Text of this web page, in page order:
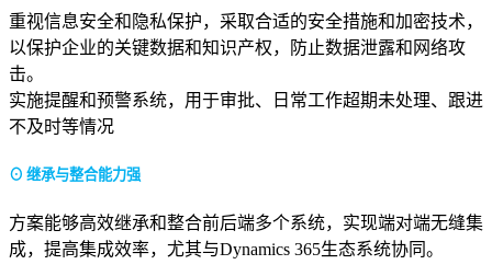
重视信息安全和隐私保护，采取合适的安全措施和加密技术，
以保护企业的关键数据和知识产权，防止数据泄露和网络攻
击。
实施提醒和预警系统，用于审批、日常工作超期未处理、跟进
不及时等情况
⊙ 继承与整合能力强
方案能够高效继承和整合前后端多个系统，实现端对端无缝集
成，提高集成效率，尤其与Dynamics 365生态系统协同。